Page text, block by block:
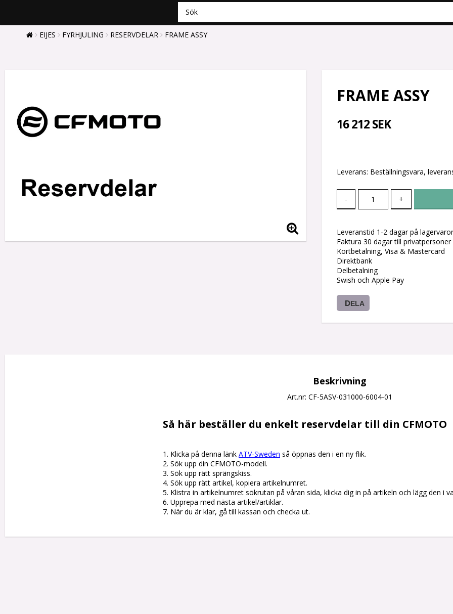
EIJES FYRHJULING RESERVDELAR FRAME ASSY
FRAME ASSY
16 212 SEK
Leverans: Beställningsvara,
- +
Leveranstid 1-2 dagar på lagervaror
Faktura 30 dagar till
Kortbetalning, Visa & Mastercard
Direktbank
Delbetalning
Swish och Apple Pay
DELA
Beskrivning
Art.nr: CF-5ASV-031000-6004-01
Så här beställer du enkelt reservdelar till din CFMOTO
1. Klicka på denna länk ATV-Sweden så öppnas den i en ny flik.
2. Sök upp din CFMOTO-modell.
3. Sök upp rätt sprängskiss.
4. Sök upp rätt artikel, kopiera artikelnumret.
5. Klistra in artikelnumret sökrutan på våran sida, klicka dig in på artikeln och lägg den i
6. Upprepa med nästa artikel/artiklar.
7. När du är klar, gå till kassan och checka ut.